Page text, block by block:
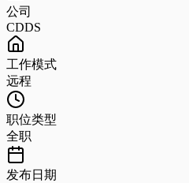
公司
CDDS
工作模式
远程
职位类型
全职
发布日期